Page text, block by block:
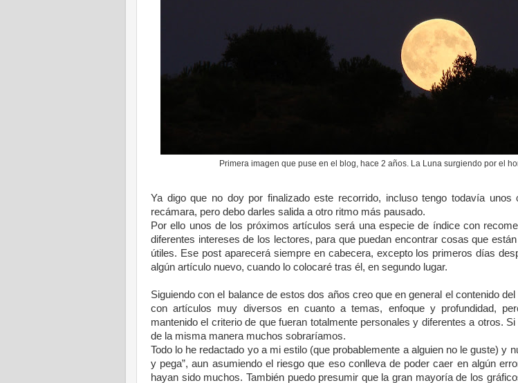
Primera imagen que puse en el blog, hace 2 años. La Luna surgiendo por el
Ya digo que no doy por finalizado este recorrido, incluso tengo todavía unos
recámara, pero debo darles salida a otro ritmo más pausado.
Por ello unos de los próximos artículos será una especie de índice con
diferentes intereses de los lectores, para que puedan encontrar cosas que
útiles. Ese post aparecerá siempre en cabecera, excepto los primeros días
algún artículo nuevo, cuando lo colocaré tras él, en segundo lugar.
Siguiendo con el balance de estos dos años creo que en general el contenido
con artículos muy diversos en cuanto a temas, enfoque y profundidad,
mantenido el criterio de que fueran totalmente personales y diferentes a otros.
de la misma manera muchos sobraríamos.
Todo lo he redactado yo a mi estilo (que probablemente a alguien no le guste) y
y pega”, aun asumiendo el riesgo que eso conlleva de poder caer en algún
hayan sido muchos. También puedo presumir que la gran mayoría de los